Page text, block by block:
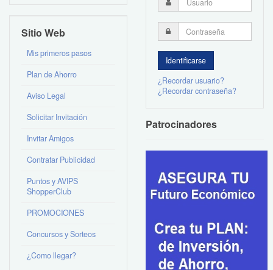
Sitio Web
Mis primeros pasos
Plan de Ahorro
Aviso Legal
Solicitar Invitación
Invitar Amigos
Contratar Publicidad
Puntos y AVIPS
ShopperClub
PROMOCIONES
Concursos y Sorteos
¿Como llegar?
¿Recordar usuario?
¿Recordar contraseña?
Patrocinadores